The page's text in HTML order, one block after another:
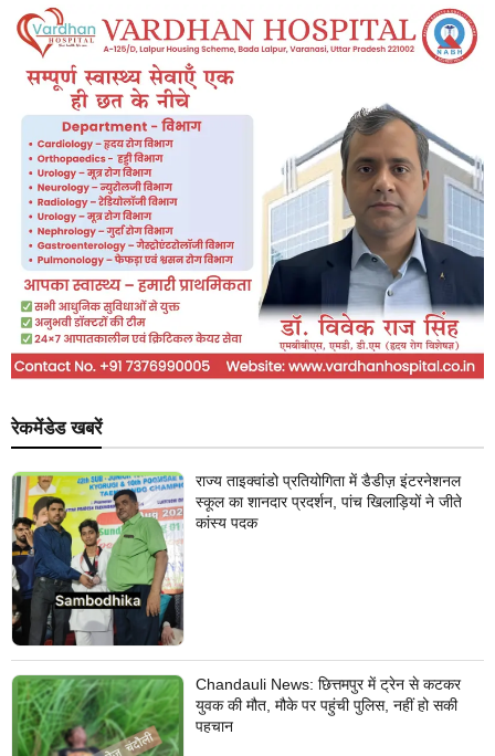
रेकमेंडेड खबरें
राज्य ताइक्वांडो प्रतियोगिता में डैडीज़ इंटरनेशनल
स्कूल का शानदार प्रदर्शन, पांच खिलाड़ियों ने जीते
कांस्य पदक
Chandauli News: छित्तमपुर में ट्रेन से कटकर
युवक की मौत, मौके पर पहुंची पुलिस, नहीं हो सकी
पहचान